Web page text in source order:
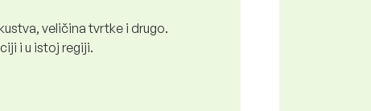
veličina tvrtke i drugo.
i u istoj regiji.